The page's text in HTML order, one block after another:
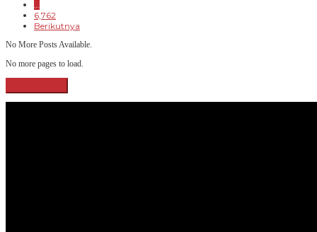
6,762
Berikutnya
No More Posts Available.
No more pages to load.